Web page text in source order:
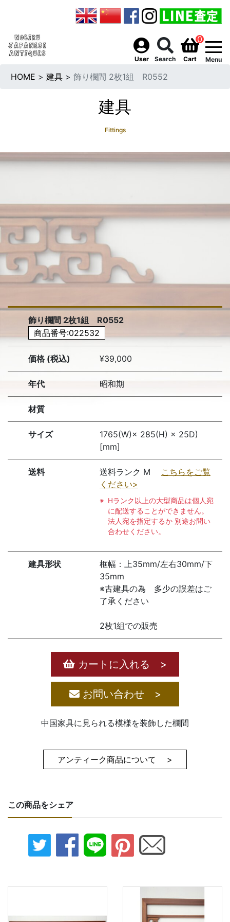
User Search
0
Cart Menu
HOME > 建具 > 飾り欄間 2枚1組 R0552
建具
Fittings
飾り欄間 2枚1組 R0552
商品番号:022532
価格 (税込) ¥39,000
年代 昭和期
材質
サイズ
1765(W)× 285(H) × 25D)
[mm]
送料 送料ランク M こちらをご覧
ください>
Hランク以上の大型商品は個人宛
に配送することができません。
法人宛を指定するか 別途お問い
合わせください。
建具形状
框幅：上35mm/左右30mm/下
35mm
※古建具の為 多少の誤差はご
了承ください
2枚1組での販売
カートに入れる >
お問い合わせ >
中国家具に見られる模様を装飾した欄間
アンティーク商品について >
この商品をシェア